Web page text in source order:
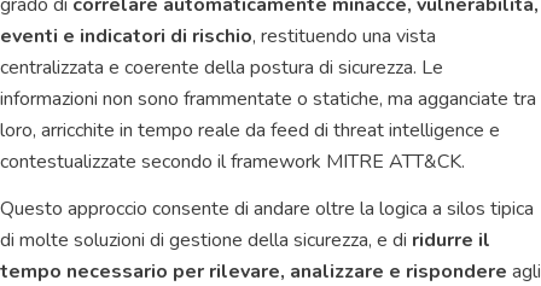
eventi e indicatori di rischio, restituendo una vista
centralizzata e coerente della postura di sicurezza. Le
informazioni non sono frammentate o statiche, ma agganciate tra
loro, arricchite in tempo reale da feed di threat intelligence e
contestualizzate secondo il framework MITRE ATT&CK.
Questo approccio consente di andare oltre la logica a silos tipica
di molte soluzioni di gestione della sicurezza, e di ridurre il
tempo necessario per rilevare, analizzare e rispondere agli